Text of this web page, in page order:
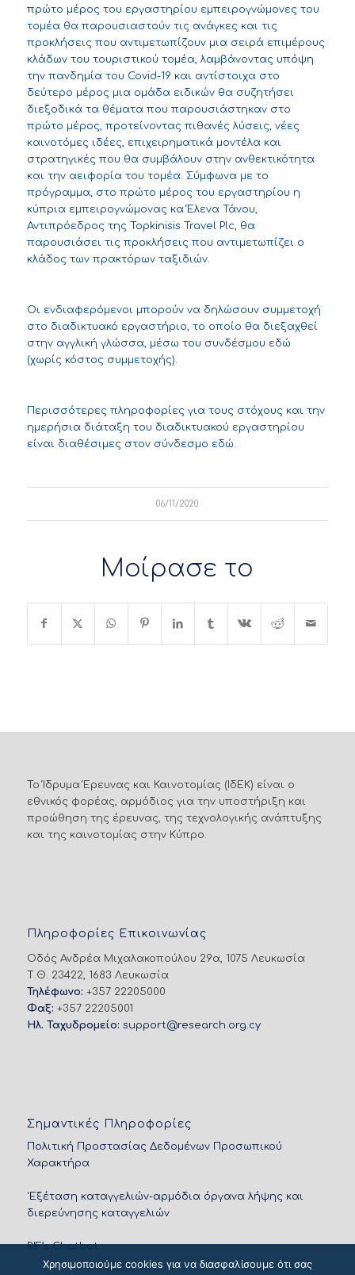
πρώτο μέρος του εργαστηρίου εμπειρογνώμονες του
τομέα θα παρουσιαστούν τις ανάγκες και τις
προκλήσεις που αντιμετωπίζουν μια σειρά επιμέρους
κλάδων του τουριστικού τομέα, λαμβάνοντας υπόψη
την πανδημία του Covid-19 και αντίστοιχα στο
δεύτερο μέρος μια ομάδα ειδικών θα συζητήσει
διεξοδικά τα θέματα που παρουσιάστηκαν στο
πρώτο μέρος, προτείνοντας πιθανές λύσεις, νέες
καινοτόμες ιδέες, επιχειρηματικά μοντέλα και
στρατηγικές που θα συμβάλουν στην ανθεκτικότητα
και την αειφορία του τομέα. Σύμφωνα με το
πρόγραμμα, στο πρώτο μέρος του εργαστηρίου η
κύπρια εμπειρογνώμονας κα Έλενα Τάνου,
Αντιπρόεδρος της Topkinisis Travel Plc, θα
παρουσιάσει τις προκλήσεις που αντιμετωπίζει ο
κλάδος των πρακτόρων ταξιδιών.
Οι ενδιαφερόμενοι μπορούν να δηλώσουν συμμετοχή
στο διαδικτυακό εργαστήριο, το οποίο θα διεξαχθεί
στην αγγλική γλώσσα, μέσω του συνδέσμου εδώ
(χωρίς κόστος συμμετοχής).
Περισσότερες πληροφορίες για τους στόχους και την
ημερήσια διάταξη του διαδικτυακού εργαστηρίου
είναι διαθέσιμες στον σύνδεσμο εδώ.
06/11/2020
Μοίρασε το
Το Ίδρυμα Έρευνας και Καινοτομίας (ΙδΕΚ) είναι ο
εθνικός φορέας, αρμόδιος για την υποστήριξη και
προώθηση της έρευνας, της τεχνολογικής ανάπτυξης
και της καινοτομίας στην Κύπρο.
Πληροφορίες Επικοινωνίας
Οδός Ανδρέα Μιχαλακοπούλου 29α, 1075 Λευκωσία
Τ.Θ. 23422, 1683 Λευκωσία
Τηλέφωνο: +357 22205000
Φαξ: +357 22205001
Ηλ. Ταχυδρομείο: support@research.org.cy
Σημαντικές Πληροφορίες
Πολιτική Προστασίας Δεδομένων Προσωπικού
Χαρακτήρα
'Εξέταση καταγγελιών-αρμόδια όργανα λήψης και
διερεύνησης καταγγελιών
RIF’s Chatbot
Χρησιμοποιούμε cookies για να διασφαλίσουμε ότι σας